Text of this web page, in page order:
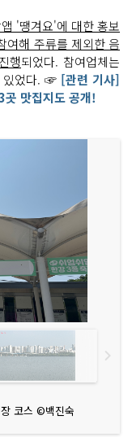
'땡겨요'에 대한 홍보
여해 주류를 제외한 음
행되었다. 참여업체는
있었다. ☞[관련 기사]
맛집지도 공개!
코스 ©백진숙